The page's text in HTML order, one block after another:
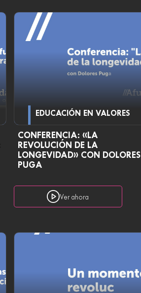
EDUCACIÓN EN VALORES
CONFERENCIA: «LA
REVOLUCIÓN DE LA
LONGEVIDAD» CON DOLORES
PUGA
Ver ahora